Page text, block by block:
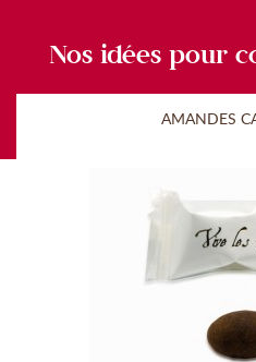
Nos idées pour
AMANDES